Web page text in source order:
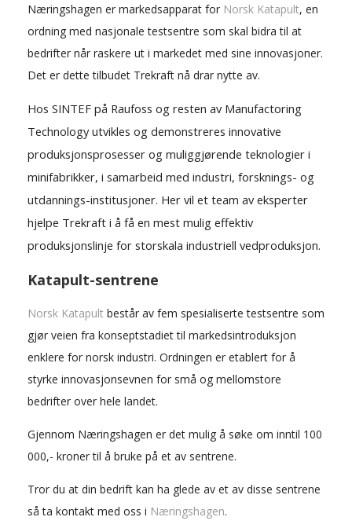
Næringshagen er markedsapparat for Norsk Katapult, en
ordning med nasjonale testsentre som skal bidra til at
bedrifter når raskere ut i markedet med sine innovasjoner.
Det er dette tilbudet Trekraft nå drar nytte av.
Hos SINTEF på Raufoss og resten av Manufactoring
Technology utvikles og demonstreres innovative
produksjonsprosesser og muliggjørende teknologier i
minifabrikker, i samarbeid med industri, forsknings- og
utdannings-institusjoner. Her vil et team av eksperter
hjelpe Trekraft i å få en mest mulig effektiv
produksjonslinje for storskala industriell vedproduksjon.
Katapult-sentrene
Norsk Katapult består av fem spesialiserte testsentre som
gjør veien fra konseptstadiet til markedsintroduksjon
enklere for norsk industri. Ordningen er etablert for å
styrke innovasjonsevnen for små og mellomstore
bedrifter over hele landet.
Gjennom Næringshagen er det mulig å søke om inntil 100
000,- kroner til å bruke på et av sentrene.
Tror du at din bedrift kan ha glede av et av disse sentrene
så ta kontakt med oss i Næringshagen.